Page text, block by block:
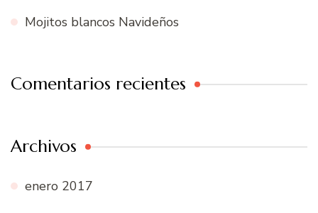
Mojitos blancos Navideños
Comentarios recientes
Archivos
enero 2017